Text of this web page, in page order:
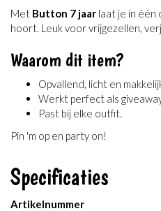
Met Button 7 jaar laat je in één
hoort. Leuk voor vrijgezellen,
Waarom dit item?
Opvallend, licht en
Werkt perfect als
Past bij elke outfit.
Pin 'm op en party on!
Specificaties
Artikelnummer